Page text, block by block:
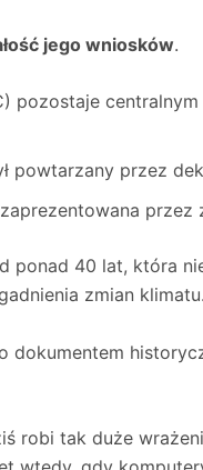
jego wniosków.
pozostaje
powtarzany przez
ponad 40 lat, która
zmian klimatu.
robi tak duże